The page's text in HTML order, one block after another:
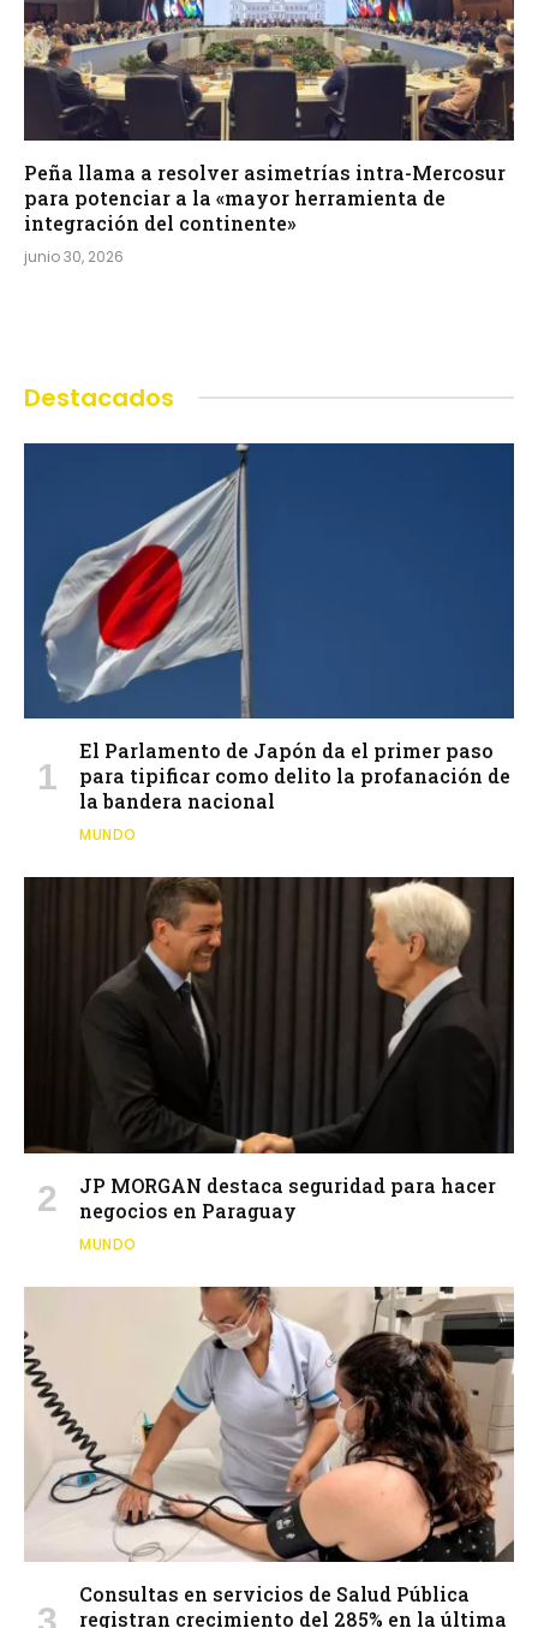
Peña llama a resolver asimetrías intra-Mercosur
para potenciar a la «mayor herramienta de
integración del continente»
junio 30, 2026
Destacados
El Parlamento de Japón da el primer paso
para tipificar como delito la profanación de
la bandera nacional
MUNDO
JP MORGAN destaca seguridad para hacer
negocios en Paraguay
MUNDO
Consultas en servicios de Salud Pública
registran crecimiento del 285% en la última